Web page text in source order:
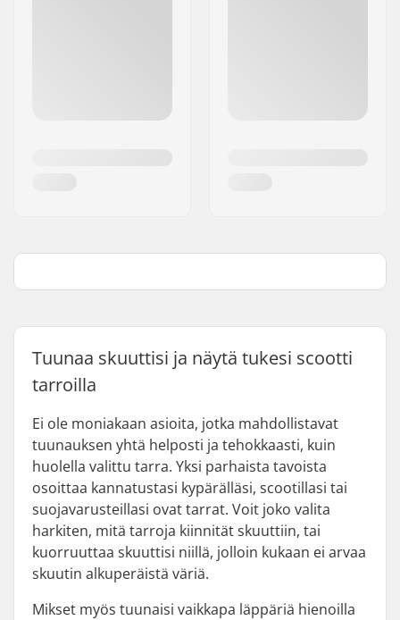
Tuunaa skuuttisi ja näytä tukesi scootti
tarroilla
Ei ole moniakaan asioita, jotka mahdollistavat
tuunauksen yhtä helposti ja tehokkaasti, kuin
huolella valittu tarra. Yksi parhaista tavoista
osoittaa kannatustasi kypärälläsi, scootillasi tai
suojavarusteillasi ovat tarrat. Voit joko valita
harkiten, mitä tarroja kiinnität skuuttiin, tai
kuorruuttaa skuuttisi niillä, jolloin kukaan ei arvaa
skuutin alkuperäistä väriä.
Mikset myös tuunaisi vaikkapa läppäriä hienoilla